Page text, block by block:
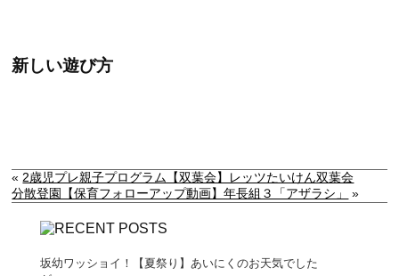
新しい遊び方
« 2歳児プレ親子プログラム【双葉会】レッツたいけん双葉会
分散登園【保育フォローアップ動画】年長組３「アザラシ」
»
坂幼ワッショイ！【夏祭り】あいにくのお天気でした